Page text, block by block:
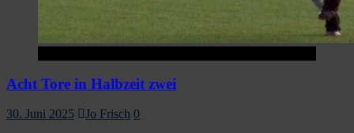
Acht Tore in Halbzeit zwei
30. Juni 2025 Jo Frisch 0